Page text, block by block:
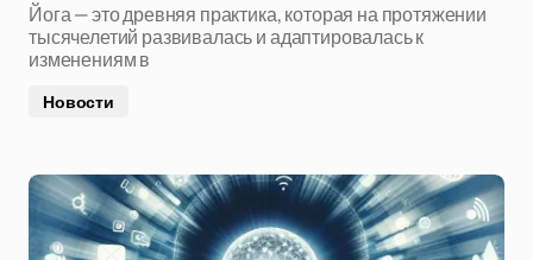
Йога — это древняя практика, которая на протяжении
тысячелетий развивалась и адаптировалась к
изменениям в
Новости